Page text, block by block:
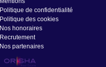
Politique de confidentialité
Politique des cookies
Nos honoraires
Recrutement
Nos partenaires